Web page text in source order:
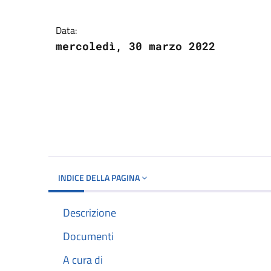
Data:
mercoledì, 30 marzo 2022
INDICE DELLA PAGINA
Descrizione
Documenti
A cura di